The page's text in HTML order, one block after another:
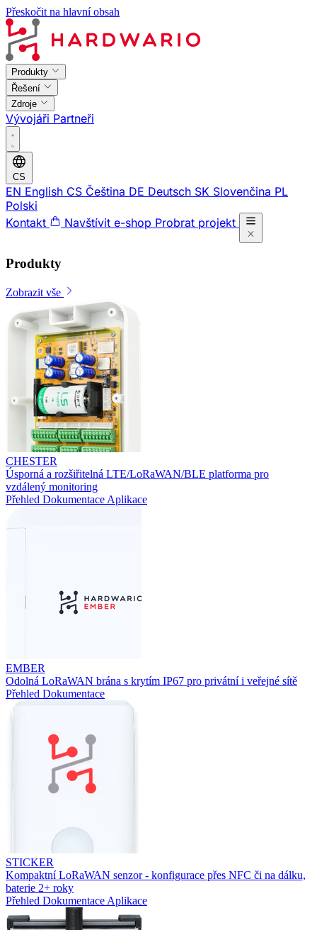
Přeskočit na hlavní obsah
Produkty
Řešení
Zdroje
Vývojáři Partneři
CS
EN English CS Čeština DE Deutsch SK Slovenčina PL
Polski
Kontakt
Navštívit e-shop Probrat projekt
Produkty
Zobrazit vše
CHESTER
Úsporná a rozšiřitelná LTE/LoRaWAN/BLE platforma pro
vzdálený monitoring
Přehled Dokumentace Aplikace
EMBER
Odolná LoRaWAN brána s krytím IP67 pro privátní i veřejné sítě
Přehled Dokumentace
STICKER
Kompaktní LoRaWAN senzor - konfigurace přes NFC či na dálku,
baterie 2+ roky
Přehled Dokumentace Aplikace